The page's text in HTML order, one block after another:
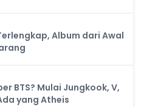
Album dari Awal
BTS? Mulai Jungkook, V,
yang Atheis